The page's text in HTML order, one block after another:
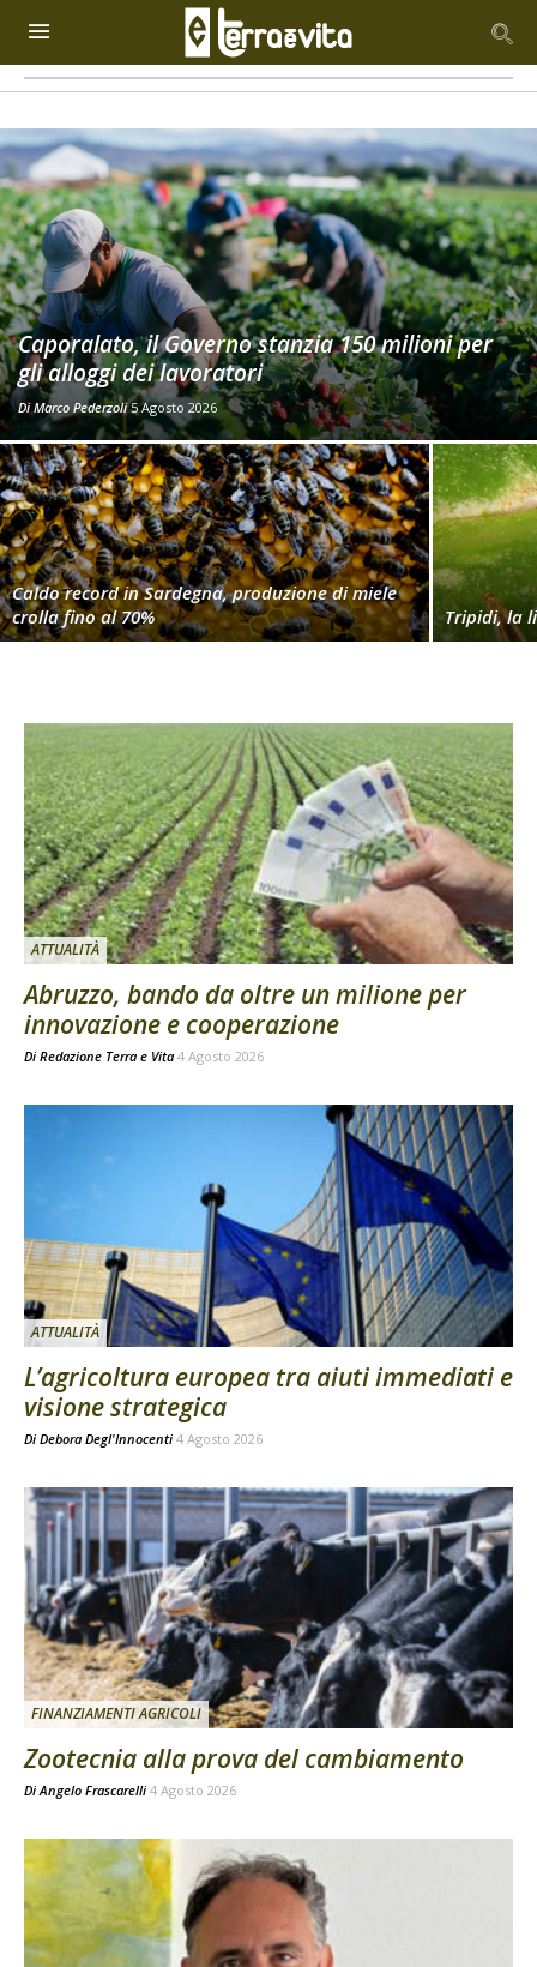
Caporalato, il Governo stanzia 150 milioni per
gli alloggi dei lavoratori
DiMarco Pederzoli 5 Agosto 2026
Caldo record in Sardegna, produzione di miele
crolla fino al 70%
Tripidi, la
ATTUALITÀ
Abruzzo, bando da oltre un milione per
innovazione e cooperazione
Di Redazione Terra e Vita 4 Agosto 2026
ATTUALITÀ
L’agricoltura europea tra aiuti immediati e
visione strategica
Di Debora Degl'Innocenti 4 Agosto 2026
FINANZIAMENTI AGRICOLI
Zootecnia alla prova del cambiamento
DiAngelo Frascarelli 4 Agosto 2026